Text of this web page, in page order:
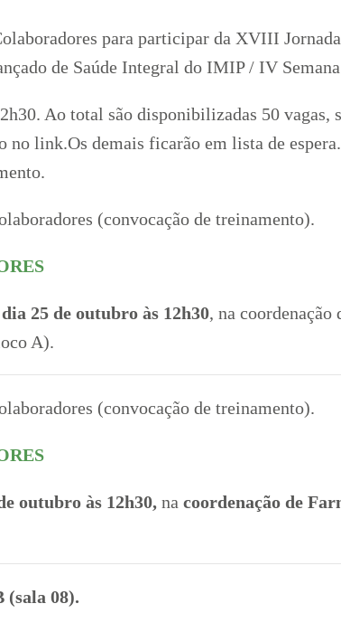
para participar da XVIII
de Saúde Integral do IMIP / IV Semana
Ao total são disponibilizadas 50 vagas,
link.Os demais ficarão em lista de
(convocação de treinamento).
dia 25 de outubro às 12h30, na coordenação
A).
(convocação de treinamento).
outubro às 12h30, na coordenação de
(sala 08).